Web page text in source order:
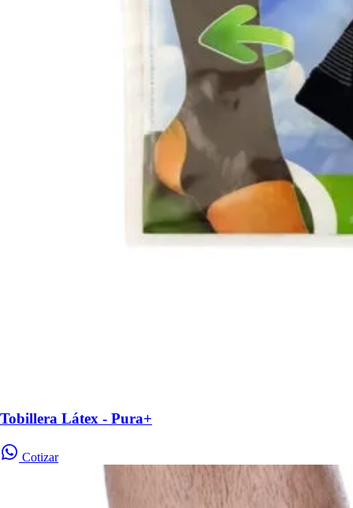
Tobillera Látex - Pura+
Cotizar